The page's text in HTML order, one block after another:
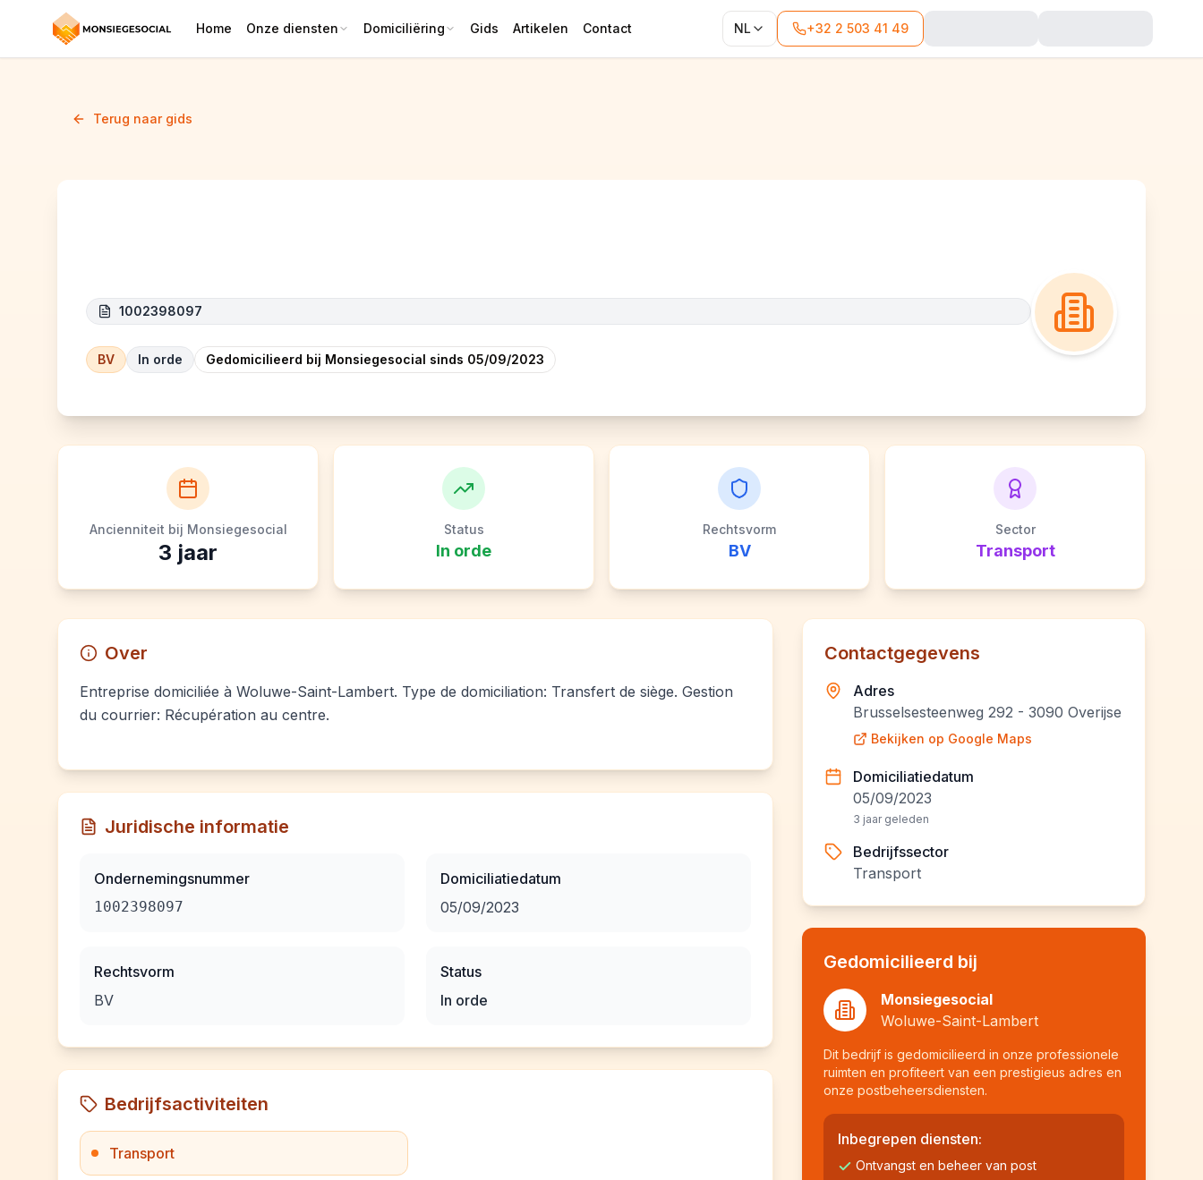
Home Onze diensten Domiciliëring Gids Artikelen Contact NL +32 2 503 41 49
Terug naar gids
1002398097
BV In orde Gedomicilieerd bij Monsiegesocial sinds 05/09/2023
Ancienniteit bij Monsiegesocial
3 jaar
Status
In orde
Rechtsvorm
BV
Sector
Transport
Over
Entreprise domiciliée à Woluwe-Saint-Lambert. Type de domiciliation: Transfert de siège. Gestion
du courrier: Récupération au centre.
Juridische informatie
Ondernemingsnummer
1002398097
Rechtsvorm
BV
Domiciliatiedatum
05/09/2023
Status
In orde
Bedrijfsactiviteiten
Transport
Contactgegevens
Adres
Brusselsesteenweg 292 - 3090 Overijse
Bekijken op Google Maps
Domiciliatiedatum
05/09/2023
3 jaar geleden
Bedrijfssector
Transport
Gedomicilieerd bij
Monsiegesocial
Woluwe-Saint-Lambert
Dit bedrijf is gedomicilieerd in onze professionele
ruimten en profiteert van een prestigieus adres en
onze postbeheersdiensten.
Inbegrepen diensten:
Ontvangst en beheer van post